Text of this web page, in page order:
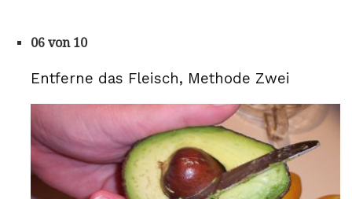
06 von 10
Entferne das Fleisch, Methode Zwei